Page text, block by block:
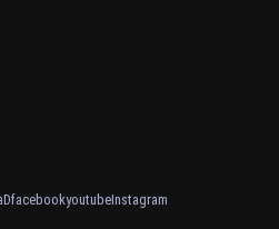
facebookyoutubeInstagram